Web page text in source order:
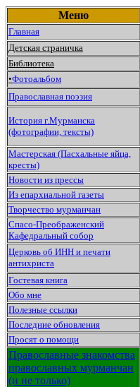
Меню
Главная
Детская страничка
Библиотека
•Фотоальбом
Православная поэзия
История г.Мурманска
(фотографии, тексты)
Мастерская (Пасхальные яйца,
кресты)
Новости из прессы
Из епархиальной газеты
Творчество мурманчан
Спасо-Преображенский
Кафедральный собор
Церковь об ИНН и печати
антихриста
Гостевая книга
Обо мне
Полезные ссылки
Последние обновления
Просят о помощи
Православные знакомства
православных мурманчан
(и не только)